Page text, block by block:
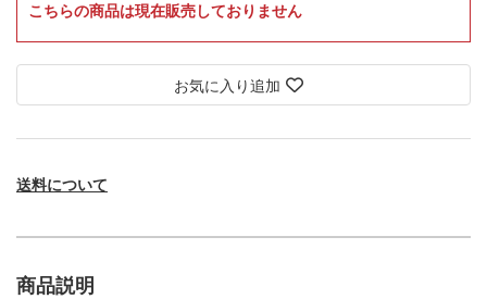
こちらの商品は現在販売しておりません
お気に入り追加
送料について
商品説明